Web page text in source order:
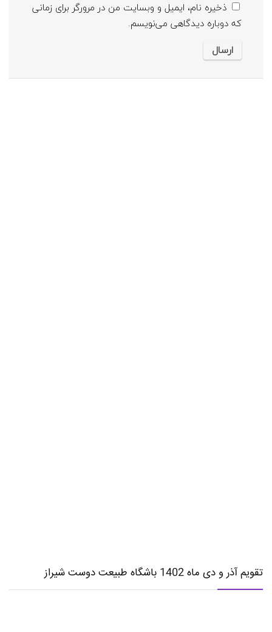
ذخیره نام، ایمیل و وبسایت من در مرورگر برای زمانی
که دوباره دیدگاهی می‌نویسم.
تقویم آذر و دی ماه 1402 باشگاه طبیعت دوست شیراز